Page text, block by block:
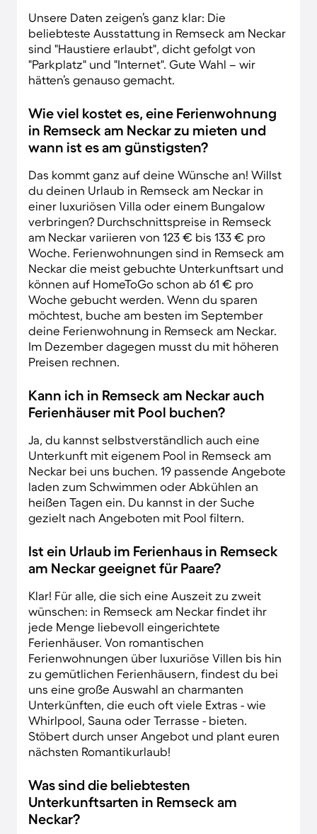
Unsere Daten zeigen’s ganz klar: Die
beliebteste Ausstattung in Remseck am Neckar
sind "Haustiere erlaubt", dicht gefolgt von
"Parkplatz" und "Internet". Gute Wahl – wir
hätten’s genauso gemacht.
Wie viel kostet es, eine Ferienwohnung
in Remseck am Neckar zu mieten und
wann ist es am günstigsten?
Das kommt ganz auf deine Wünsche an! Willst
du deinen Urlaub in Remseck am Neckar in
einer luxuriösen Villa oder einem Bungalow
verbringen? Durchschnittspreise in Remseck
am Neckar variieren von 123 € bis 133 € pro
Woche. Ferienwohnungen sind in Remseck am
Neckar die meist gebuchte Unterkunftsart und
können auf HomeToGo schon ab 61 € pro
Woche gebucht werden. Wenn du sparen
möchtest, buche am besten im September
deine Ferienwohnung in Remseck am Neckar.
Im Dezember dagegen musst du mit höheren
Preisen rechnen.
Kann ich in Remseck am Neckar auch
Ferienhäuser mit Pool buchen?
Ja, du kannst selbstverständlich auch eine
Unterkunft mit eigenem Pool in Remseck am
Neckar bei uns buchen. 19 passende Angebote
laden zum Schwimmen oder Abkühlen an
heißen Tagen ein. Du kannst in der Suche
gezielt nach Angeboten mit Pool filtern.
Ist ein Urlaub im Ferienhaus in Remseck
am Neckar geeignet für Paare?
Klar! Für alle, die sich eine Auszeit zu zweit
wünschen: in Remseck am Neckar findet ihr
jede Menge liebevoll eingerichtete
Ferienhäuser. Von romantischen
Ferienwohnungen über luxuriöse Villen bis hin
zu gemütlichen Ferienhäusern, findest du bei
uns eine große Auswahl an charmanten
Unterkünften, die euch oft viele Extras - wie
Whirlpool, Sauna oder Terrasse - bieten.
Stöbert durch unser Angebot und plant euren
nächsten Romantikurlaub!
Was sind die beliebtesten
Unterkunftsarten in Remseck am
Neckar?